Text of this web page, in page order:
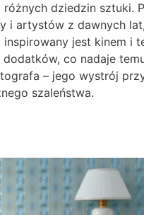
dziedzin sztuki.
i artystów z dawnych
jest kinem i
co nadaje
– jego wystrój
szaleństwa.